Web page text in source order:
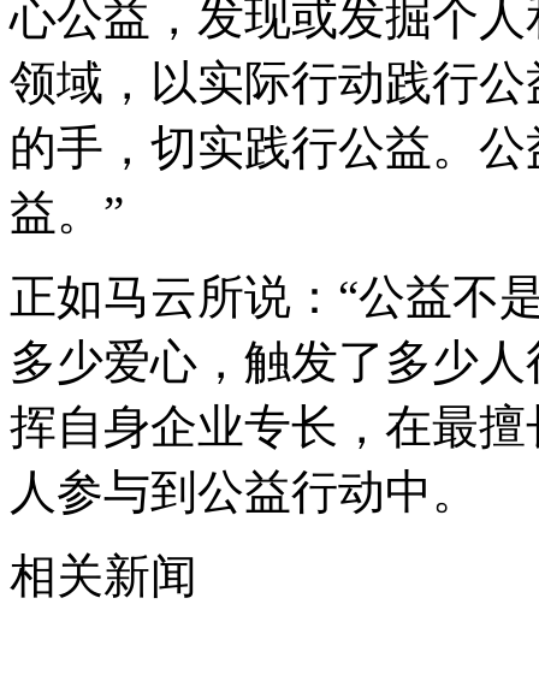
心公益，发现或发掘个
领域，以实际行动践行
的手，切实践行公益。
益。”
正如马云所说：“公益不
多少爱心，触发了多少
挥自身企业专长，在最
人参与到公益行动中。
相关新闻